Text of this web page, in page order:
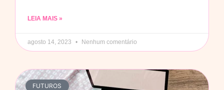
LEIA MAIS »
agosto 14, 2023 Nenhum comentário
FUTUROS